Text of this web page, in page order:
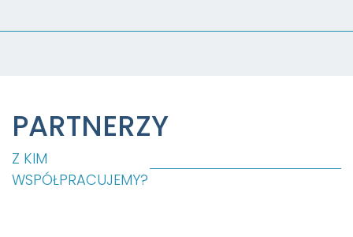
PARTNERZY
Z KIM
WSPÓŁPRACUJEMY?